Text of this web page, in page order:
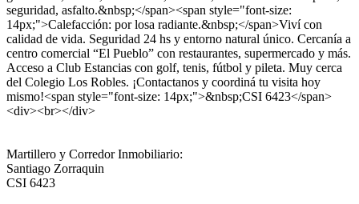
seguridad, asfalto.&nbsp;</span><span style="font-size:
14px;">Calefacción: por losa radiante.&nbsp;</span>Viví con
calidad de vida. Seguridad 24 hs y entorno natural único. Cercanía a
centro comercial “El Pueblo” con restaurantes, supermercado y más.
Acceso a Club Estancias con golf, tenis, fútbol y pileta. Muy cerca
del Colegio Los Robles. ¡Contactanos y coordiná tu visita hoy
mismo!<span style="font-size: 14px;">&nbsp;CSI 6423</span>
<div><br></div>
Martillero y Corredor Inmobiliario:
Santiago Zorraquin
CSI 6423